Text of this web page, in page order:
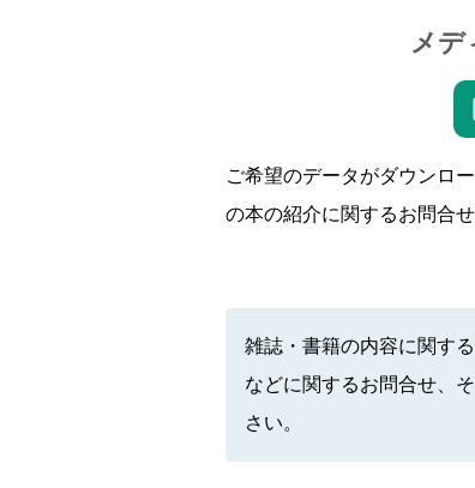
メデ
ご希望のデータがダウンロ
の本の紹介に関するお問合
雑誌・書籍の内容に関す
などに関するお問合せ、
さい。